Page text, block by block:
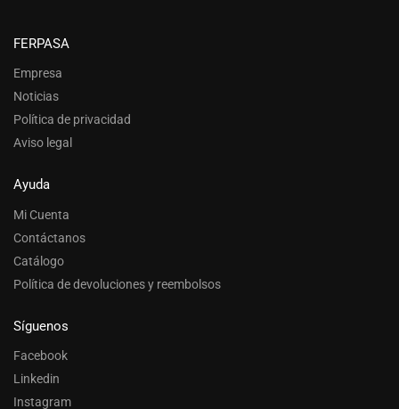
FERPASA
Empresa
Noticias
Política de privacidad
Aviso legal
Ayuda
Mi Cuenta
Contáctanos
Catálogo
Política de devoluciones y reembolsos
Síguenos
Facebook
Linkedin
Instagram